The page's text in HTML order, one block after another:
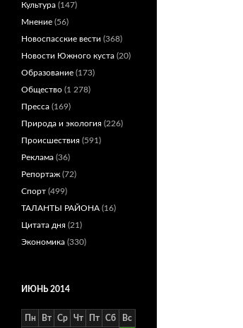
Культура (147)
Мнение (56)
Новоспасские вести (368)
Новости Южного куста (20)
Образование (173)
Общество (1 278)
Пресса (169)
Природа и экология (226)
Происшествия (591)
Реклама (36)
Репортаж (72)
Спорт (499)
ТАЛАНТЫ РАЙОНА (16)
Цитата дня (21)
Экономика (330)
ИЮНЬ 2014
Пн Вт Ср Чт Пт Сб Вс